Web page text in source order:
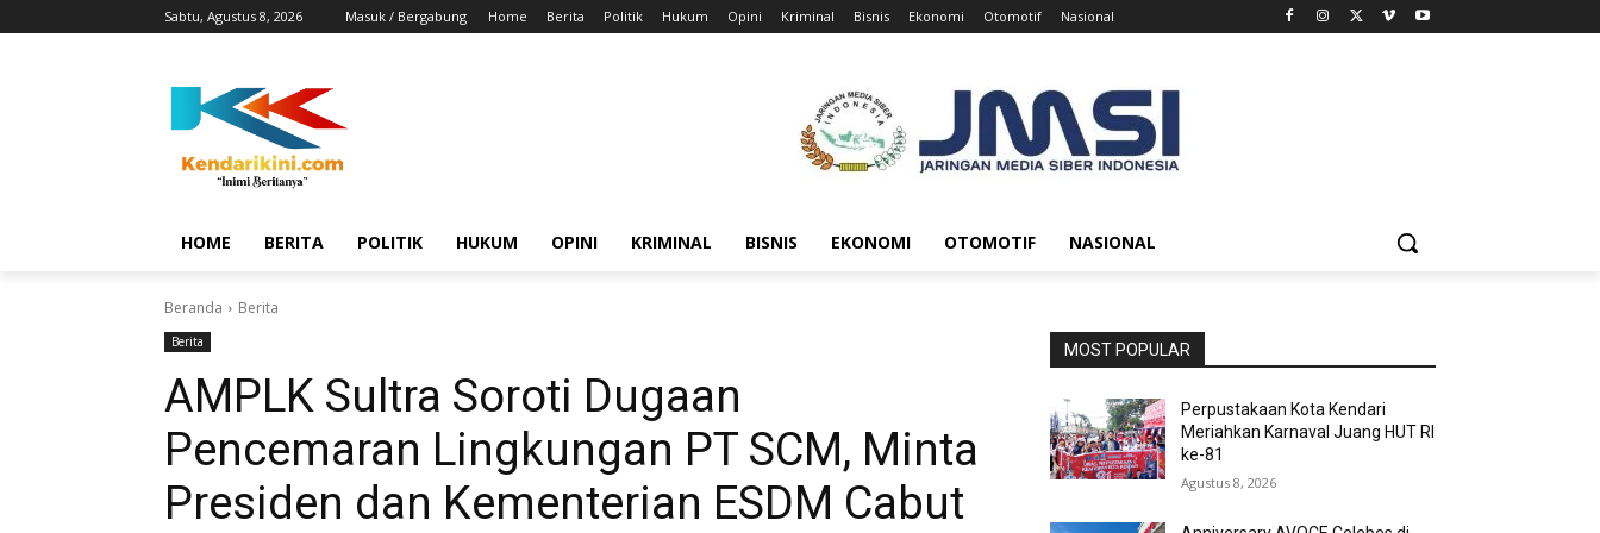
Sabtu, Agustus 8, 2026 Masuk / Bergabung Home Berita Politik Hukum Opini Kriminal Bisnis Ekonomi Otomotif Nasional
HOME BERITA POLITIK HUKUM OPINI KRIMINAL BISNIS EKONOMI OTOMOTIF NASIONAL
Beranda Berita
Berita
AMPLK Sultra Soroti Dugaan
Pencemaran Lingkungan PT SCM, Minta
Presiden dan Kementerian ESDM Cabut
MOST POPULAR
Perpustakaan Kota Kendari
Meriahkan Karnaval Juang HUT RI
ke-81
Agustus 8, 2026